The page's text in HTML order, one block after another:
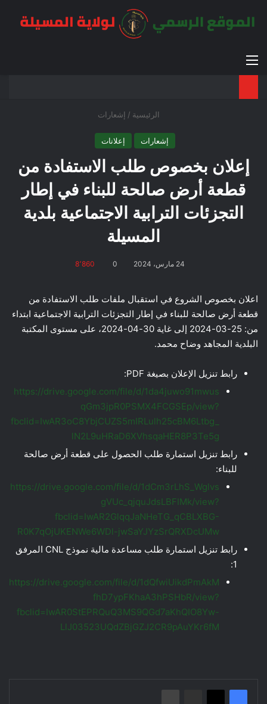
القائمة
الرئيسية / إشعارات
إشعارات إعلانات
إعلان بخصوص طلب الاستفادة من
قطعة أرض صالحة للبناء في إطار
التجزئات الترابية الاجتماعية بلدية
المسيلة
24 مارس، 2024 0 8٬860
اعلان بخصوص الشروع في استقبال ملفات طلب الاستفادة من
قطعة أرض صالحة للبناء في إطار التجزئات الترابية الاجتماعية ابتداء
من: 25-03-2024 إلى غاية 30-04-2024، على مستوى المكتبة
البلدية المجاهد وضاح محمد.
رابط تنزيل الإعلان بصيغة PDF:
https://drive.google.com/file/d/1da4juwo91mwus
qGm3jpR0PSMX4FCGSEp/view?
fbclid=IwAR3oC8YbjCUZS5mIRLulh25cBM6Ltbg_
lN2L9uHRaD6XVhsqaHER8P3Te5g
رابط تنزيل استمارة طلب الحصول على قطعة أرض صالحة
للبناء:
https://drive.google.com/file/d/1dCm3rLhS_Wglvs
gVUc_qjquJdsLBFIMk/view?
fbclid=IwAR2GlqqJaNHeTG_qCBLXBG-
R0K7qOjUKENWe6WDl-jwSaYJYzSrQRXDcUMw
رابط تنزيل استمارة طلب مساعدة مالية نموذج CNL المرفق
1:
https://drive.google.com/file/d/1dQfwiUikdPmAkM
fhD7ypFKhaA3hPSHbR/view?
fbclid=IwAR0StEPRQuQ3MS9QGd7aKhQIO8Yw-
LlJ03523UQdZBjGZJ2CR9pAuYKr6fM